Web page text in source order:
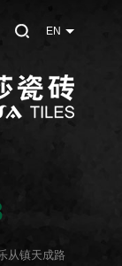
EN
从镇天成路